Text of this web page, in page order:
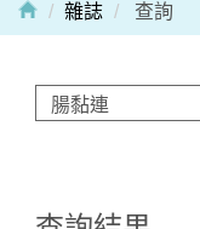
雜誌 查詢